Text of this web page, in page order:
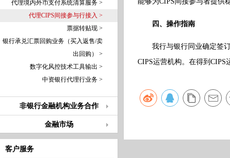
代理境内外币支付系统清算服务 >
代理CIPS间接参与行接入 >
票据转贴现 >
银行承兑汇票回购业务（买入返售/卖
出回购） >
数字化风控技术工具输出 >
中资银行代理行业务 >
非银行金融机构业务合作
金融市场
客户服务
四、操作指南
我行与银行同业确定签
CIPS运营机构。在得到